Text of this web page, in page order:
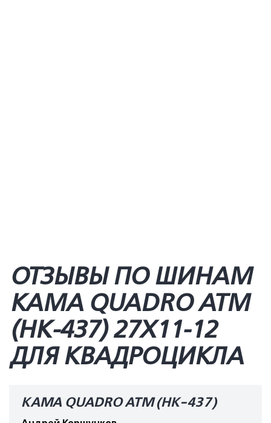
ОТЗЫВЫ ПО ШИНАМ
КАМА QUADRO ATM
(HK-437) 27X11-12
ДЛЯ КВАДРОЦИКЛА
КАМА QUADRO ATM (HK-437)